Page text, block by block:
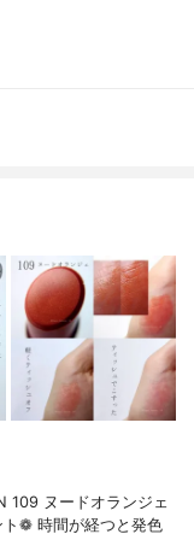
109 ヌードオランジェ
ト❁︎ 時間が経つと発色